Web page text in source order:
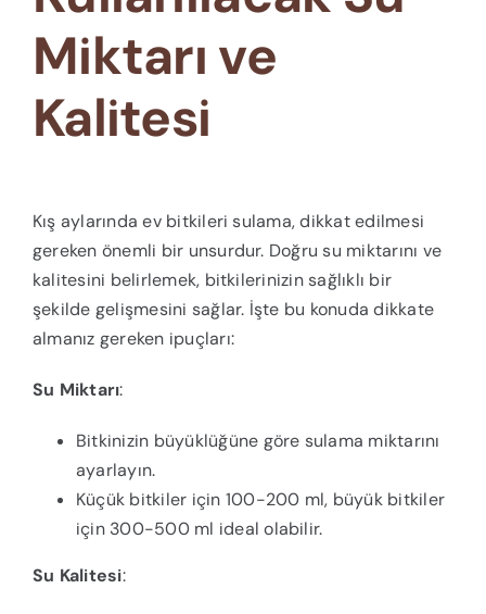
Miktarı ve
Kalitesi
Kış aylarında ev bitkileri sulama, dikkat edilmesi
gereken önemli bir unsurdur. Doğru su miktarını ve
kalitesini belirlemek, bitkilerinizin sağlıklı bir
şekilde gelişmesini sağlar. İşte bu konuda dikkate
almanız gereken ipuçları:
Su Miktarı:
Bitkinizin büyüklüğüne göre sulama miktarını
ayarlayın.
Küçük bitkiler için 100-200 ml, büyük bitkiler
için 300-500 ml ideal olabilir.
Su Kalitesi: